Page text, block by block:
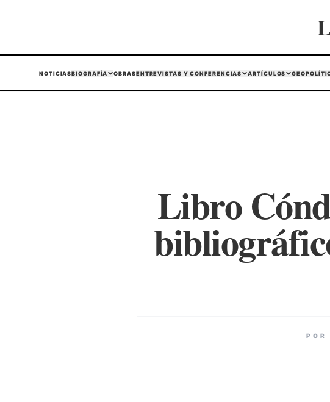
NOTICIASBIOGRAFÍA OBRASENTREVISTAS Y CONFERENCIAS ARTÍCULOS
Libro